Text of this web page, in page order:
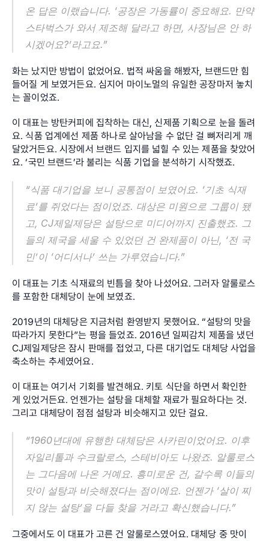
온 답은 이랬습니다. ‘공장은 가동률이 중요해요. 만약
스타벅스가 와서 제조해 달라고 하면, 사장님은 안 하
시겠어요?’라고요.”
화는 났지만 방법이 없었어요. 법적 싸움을 해봤자, 브랜드만 힘
들어질 게 보였거든요. 심지어 마이노멀의 유일한 공장마저 놓치
는 꼴이었죠.
이 대표는 방탄커피에 집착하는 대신, 신제품 기획으로 눈을 돌려
요. 식품 업계에선 제품 하나로 살아남을 수 없단 걸 뼈저리게 깨
달았거든요. 시장에서 브랜드 입지를 넓힐 수 있는 제품을 찾았어
요. ‘국민 브랜드’라 불리는 식품 기업을 분석하기 시작했죠.
“식품 대기업을 보니 공통점이 보였어요. ‘기초 식재
료’를 쥐었다는 점이었죠. 대상은 미원으로 그룹이 됐
고, CJ제일제당은 설탕으로 미디어까지 진출했죠. 그
들의 제국을 세울 수 있었던 건 완제품이 아닌, ‘전 국
민’이 ‘어디서나’ 쓰는 가루였습니다.”
이 대표는 기초 식재료의 빈틈을 찾아 나섰어요. 그러자 알룰로스
를 포함한 대체당이 눈에 보였죠.
2019년의 대체당은 지금처럼 환영받지 못했어요. “설탕의 맛을
따라가지 못한다”는 평을 들었죠. 2016년 일찌감치 제품을 냈던
CJ제일제당은 잠시 판매를 접었고, 다른 대기업도 대체당 사업을
축소하는 추세였어요.
이 대표는 여기서 기회를 발견해요. 키토 식단을 하면서 확인한
게 있었거든요. 언젠가는 설탕을 대체할 재료가 필요하다는 것.
그리고 대체당이 점점 설탕과 비슷해지고 있단 걸요.
“1960년대에 유행한 대체당은 사카린이었어요. 이후
자일리톨과 수크랄로스, 스테비아도 나왔죠. 알룰로스
는 그다음에 나온 거예요. 흥미로운 건, 갈수록 이들의
맛이 설탕과 비슷해졌다는 점이에요. 언젠가 ‘살이 찌
지 않는 설탕’을 다들 찾을 거라고 확신했습니다.”
그중에서도 이 대표가 고른 건 알룰로스였어요. 대체당 중 맛이